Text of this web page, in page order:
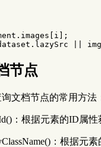
. images [ i ];
. lazySrc img
节点
文档节点的常用方法
：根据元素的ID属
：根据元